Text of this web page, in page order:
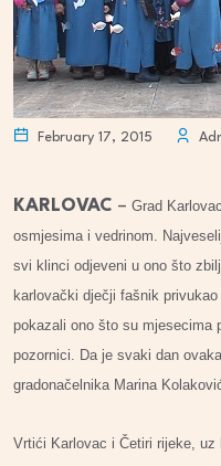
February 17, 2015
KARLOVAC – Grad
osmjesima i vedrinom.
svi klinci odjeveni u ono što
karlovački dječji fašnik
pokazali ono što su mjesecima
pozornici. Da je svaki dan
gradonačelnika Marina
Vrtići Karlovac i Četiri rijeke,